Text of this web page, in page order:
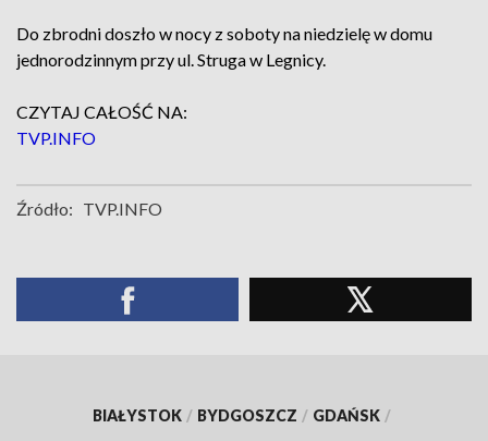
Do zbrodni doszło w nocy z soboty na niedzielę w domu
jednorodzinnym przy ul. Struga w Legnicy.
CZYTAJ CAŁOŚĆ NA:
TVP.INFO
Źródło: TVP.INFO
BIAŁYSTOK / BYDGOSZCZ / GDAŃSK /